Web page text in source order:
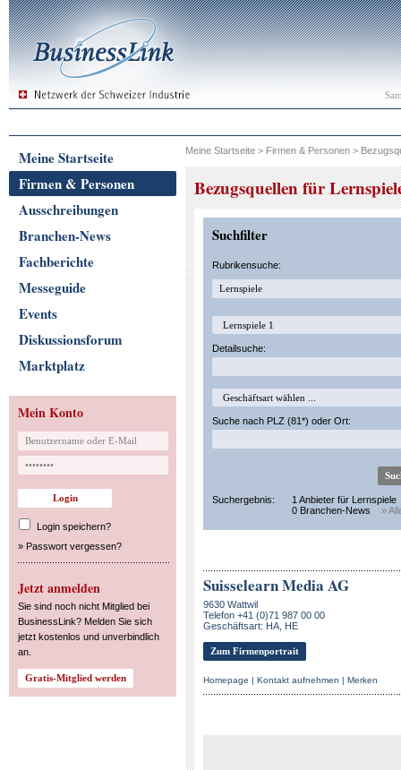
Meine Startseite
Firmen & Personen
Ausschreibungen
Branchen-News
Fachberichte
Messeguide
Events
Diskussionsforum
Marktplatz
Mein Konto
Login speichern?
» Passwort vergessen?
Jetzt anmelden
Sie sind noch nicht Mitglied bei
BusinessLink? Melden Sie sich
jetzt kostenlos und unverbindlich
an.
Meine Startseite > Firmen & Personen >
Bezugsquellen für
Suchfilter
Rubrikensuche:
Detailsuche:
Suche nach PLZ (81*) oder Ort:
Suchergebnis:
1 Anbieter für Lernspiele
0 Branchen-News
»
Suisselearn Media AG
9630 Wattwil
Telefon +41 (0)71 987 00 00
Geschäftsart: HA, HE
Zum Firmenportrait
Homepage | Kontakt aufnehmen | Merken